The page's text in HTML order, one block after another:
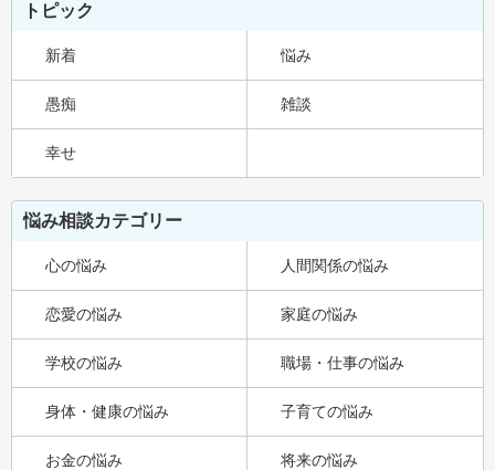
トピック
新着 悩み
愚痴 雑談
幸せ
悩み相談カテゴリー
心の悩み 人間関係の悩み
恋愛の悩み 家庭の悩み
学校の悩み 職場・仕事の悩み
身体・健康の悩み 子育ての悩み
お金の悩み 将来の悩み